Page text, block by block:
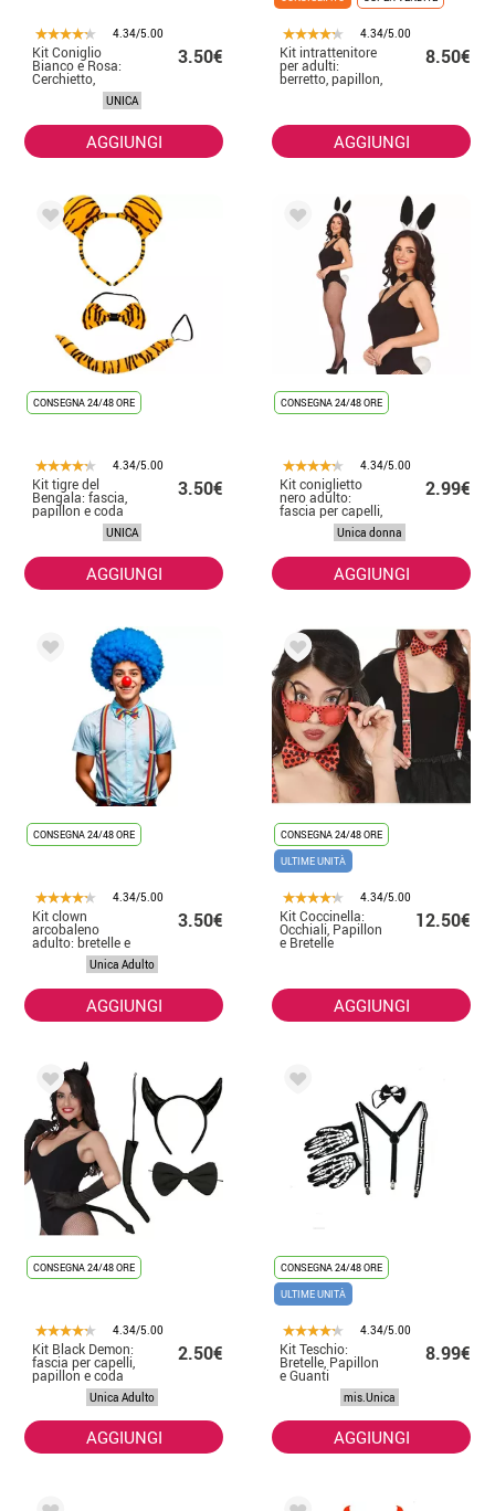
4.34/5.00
Kit Coniglio
Bianco e Rosa:
Cerchietto,
Papillon e Coda
3.50€
UNICA
AGGIUNGI
4.34/5.00
Kit intrattenitore
per adulti:
berretto, papillon,
bretelle e occhiali
8.50€
AGGIUNGI
CONSEGNA 24/48 ORE
4.34/5.00
Kit tigre del
Bengala: fascia,
papillon e coda
3.50€
UNICA
AGGIUNGI
CONSEGNA 24/48 ORE
4.34/5.00
Kit coniglietto
nero adulto:
fascia per capelli,
papillon e coda
2.99€
Unica donna
AGGIUNGI
CONSEGNA 24/48 ORE
4.34/5.00
Kit clown
arcobaleno
adulto: bretelle e
3.50€
Unica Adulto
AGGIUNGI
CONSEGNA 24/48 ORE
ULTIME UNITÀ
4.34/5.00
Kit Coccinella:
Occhiali, Papillon
e Bretelle
12.50€
AGGIUNGI
CONSEGNA 24/48 ORE
4.34/5.00
Kit Black Demon:
fascia per capelli,
papillon e coda
2.50€
Unica Adulto
AGGIUNGI
CONSEGNA 24/48 ORE
ULTIME UNITÀ
4.34/5.00
Kit Teschio:
Bretelle, Papillon
e Guanti
8.99€
mis.Unica
AGGIUNGI